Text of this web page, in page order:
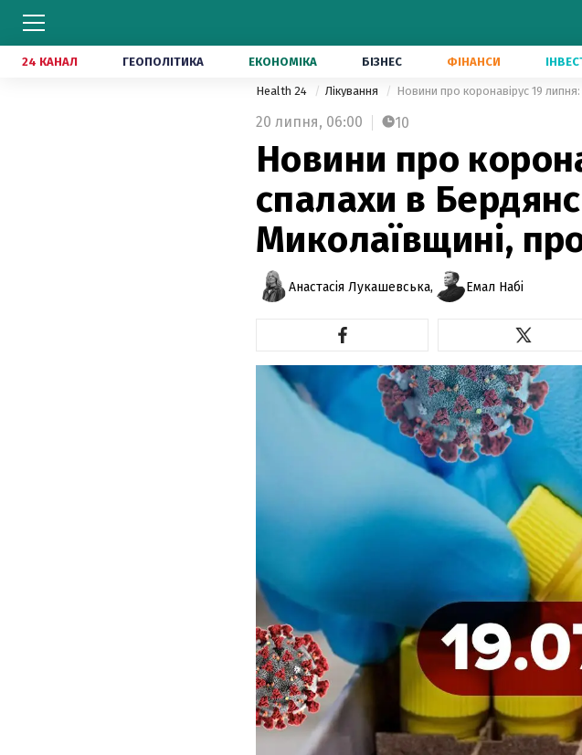
24 КАНАЛ ГЕОПОЛІТИКА ЕКОНОМІКА БІЗНЕС ФІНАНСИ
Health 24 Лікування Новини про коронавірус 19
20 липня, 06:00 10
Новини про
спалахи в
Миколаївщині,
Анастасія Лукашевська, Емал Набі